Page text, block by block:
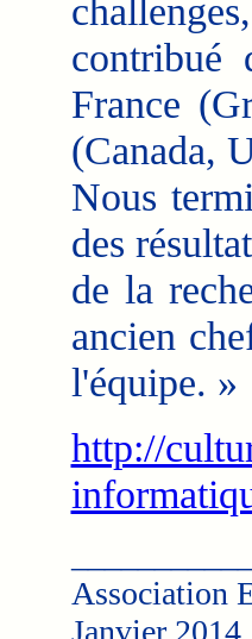
contribué
France
(Canada,
Nous
des
de la
ancien
l'équipe. »
http://
Association
Janvier 2014